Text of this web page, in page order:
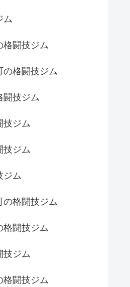
ム
格闘技ジム
の格闘技ジム
闘技ジム
技ジム
技ジム
ジム
の格闘技ジム
格闘技ジム
技ジム
格闘技ジム